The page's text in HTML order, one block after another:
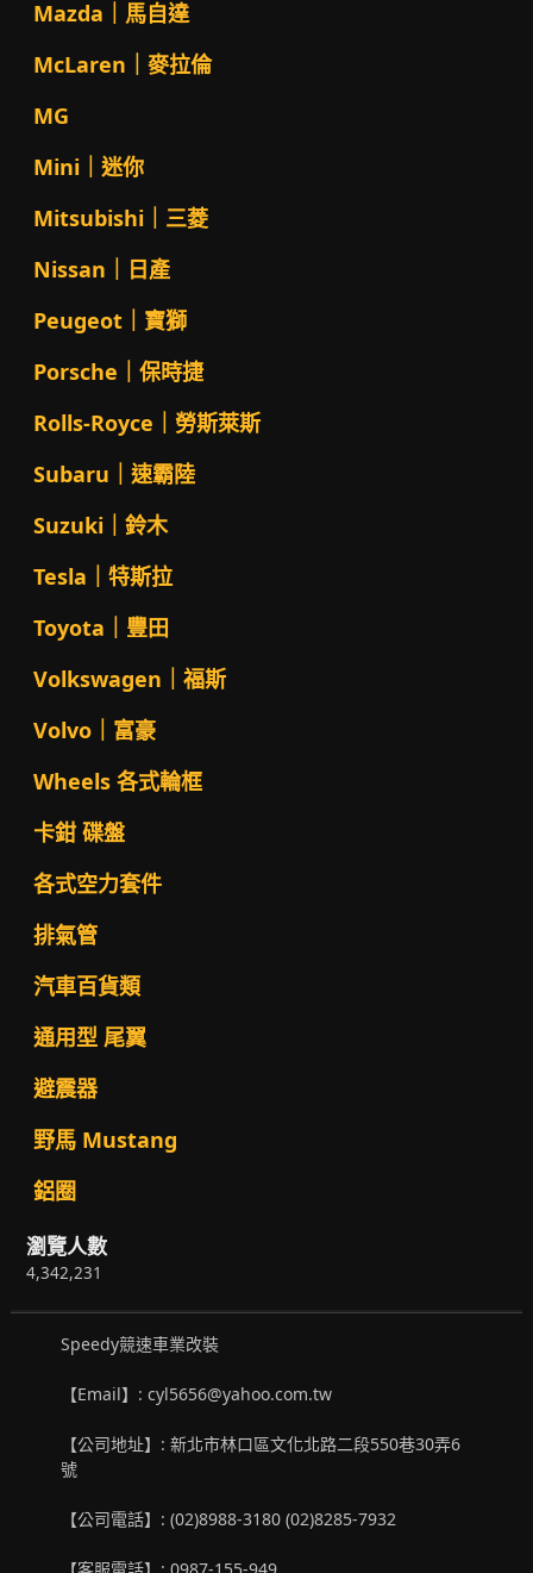
Mazda｜馬自達
McLaren｜麥拉倫
MG
Mini｜迷你
Mitsubishi｜三菱
Nissan｜日產
Peugeot｜寶獅
Porsche｜保時捷
Rolls-Royce｜勞斯萊斯
Subaru｜速霸陸
Suzuki｜鈴木
Tesla｜特斯拉
Toyota｜豐田
Volkswagen｜福斯
Volvo｜富豪
Wheels 各式輪框
卡鉗 碟盤
各式空力套件
排氣管
汽車百貨類
通用型 尾翼
避震器
野馬 Mustang
鋁圈
瀏覽人數
4,342,231
Speedy競速車業改裝
【Email】: cyl5656@yahoo.com.tw
【公司地址】: 新北市林口區文化北路二段550巷30弄6
號
【公司電話】: (02)8988-3180 (02)8285-7932
【客服電話】: 0987-155-949